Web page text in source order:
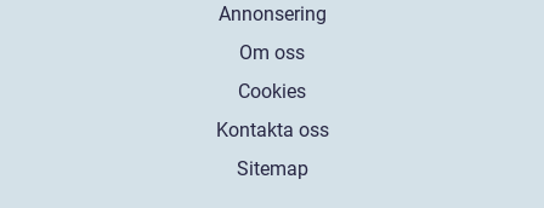
Annonsering
Om oss
Cookies
Kontakta oss
Sitemap